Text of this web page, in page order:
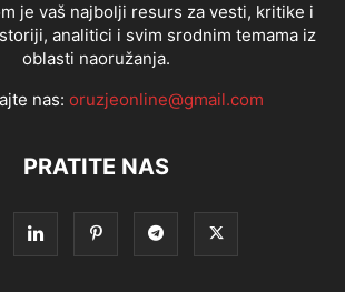
je vaš najbolji resurs za vesti, kritike i
analitici i svim srodnim temama iz
oblasti naoružanja.
nas: oruzjeonline@gmail.com
PRATITE NAS